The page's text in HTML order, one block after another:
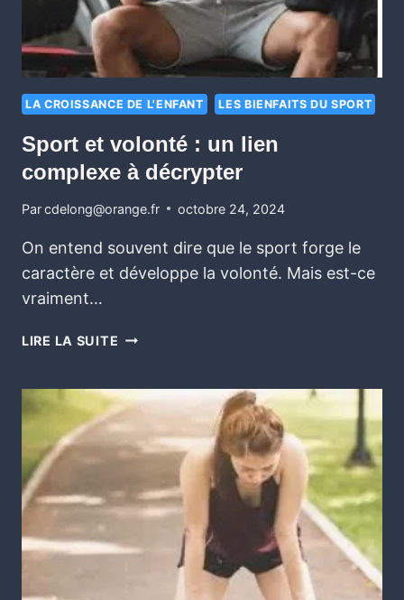
LA CROISSANCE DE L'ENFANT LES BIENFAITS DU SPORT
Sport et volonté : un lien
complexe à décrypter
Parcdelong@orange.fr octobre 24, 2024
On entend souvent dire que le sport forge le
caractère et développe la volonté. Mais est-ce
vraiment…
LIRE LA SUITE